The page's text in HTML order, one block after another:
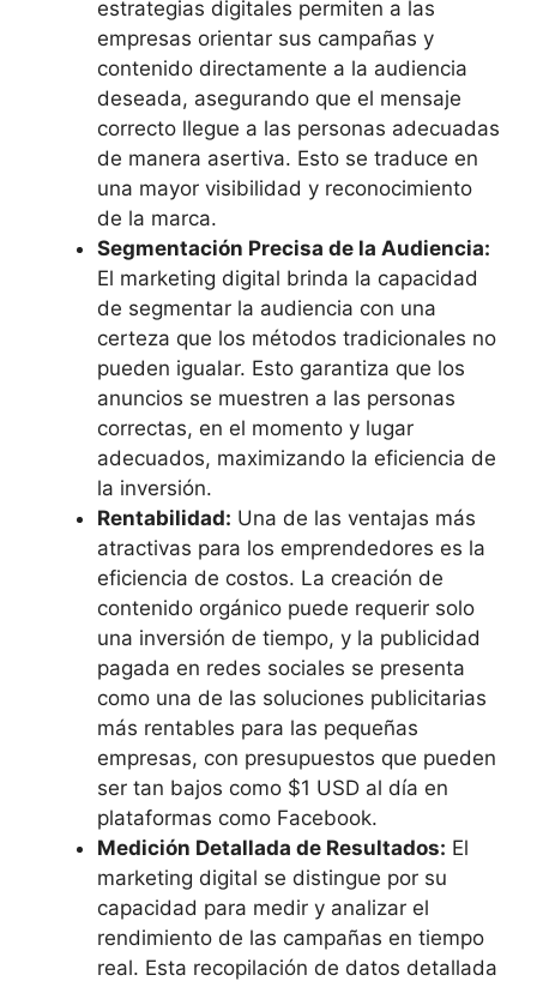
estrategias digitales permiten a las
empresas orientar sus campañas y
contenido directamente a la audiencia
deseada, asegurando que el mensaje
correcto llegue a las personas adecuadas
de manera asertiva. Esto se traduce en
una mayor visibilidad y reconocimiento
de la marca.
Segmentación Precisa de la Audiencia:
El marketing digital brinda la capacidad
de segmentar la audiencia con una
certeza que los métodos tradicionales no
pueden igualar. Esto garantiza que los
anuncios se muestren a las personas
correctas, en el momento y lugar
adecuados, maximizando la eficiencia de
la inversión.
Rentabilidad: Una de las ventajas más
atractivas para los emprendedores es la
eficiencia de costos. La creación de
contenido orgánico puede requerir solo
una inversión de tiempo, y la publicidad
pagada en redes sociales se presenta
como una de las soluciones publicitarias
más rentables para las pequeñas
empresas, con presupuestos que pueden
ser tan bajos como $1 USD al día en
plataformas como Facebook.
Medición Detallada de Resultados: El
marketing digital se distingue por su
capacidad para medir y analizar el
rendimiento de las campañas en tiempo
real. Esta recopilación de datos detallada